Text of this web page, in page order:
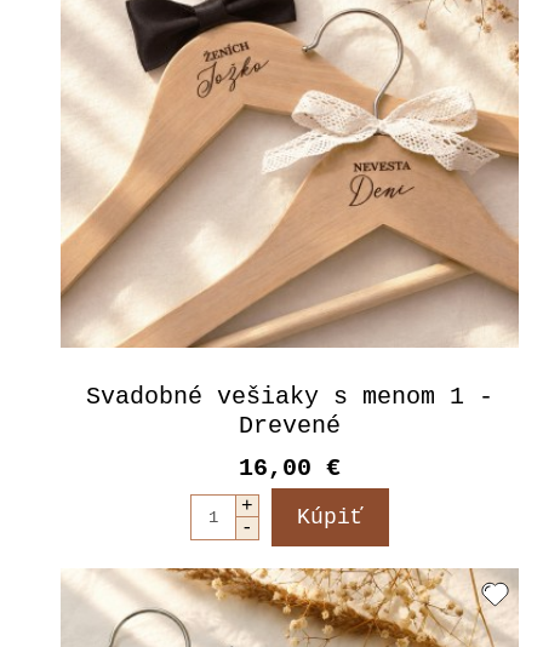
Svadobné vešiaky s menom 1 -
Drevené
16,00 €